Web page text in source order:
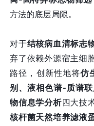
方法的底层局限。
对于结核病血清标志
弃了依赖外源宿主细
路径，创新性地将仿
别、液相色谱-质谱
物信息学分析四大技
核杆菌天然培养滤液